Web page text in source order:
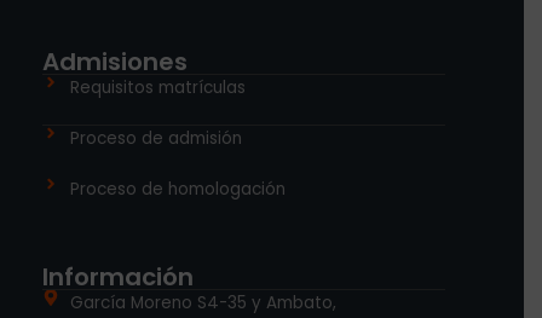
Admisiones
Requisitos matrículas
Proceso de admisión
Proceso de homologación
Información
García Moreno S4-35 y Ambato,